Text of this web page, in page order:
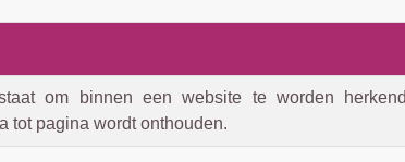
om binnen een website te worden
tot pagina wordt onthouden.